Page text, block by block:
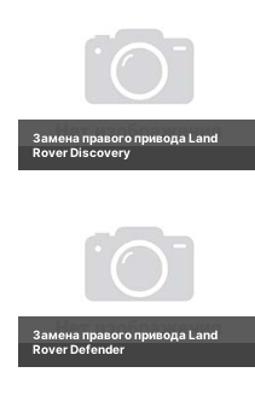
Замена правого привода Land
Rover Discovery
Замена правого привода Land
Rover Defender